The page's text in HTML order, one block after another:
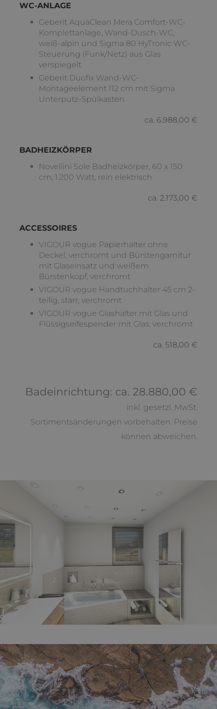
WC-ANLAGE
Geberit AquaClean Mera Comfort-WC-
Komplettanlage, Wand-Dusch-WC,
weiß-alpin und Sigma 80 HyTronic WC-
Steuerung (Funk/Netz) aus Glas
verspiegelt
Geberit Duofix Wand-WC-
Montageelement 112 cm mit Sigma
Unterputz-Spülkasten
ca. 6.988,00 €
BADHEIZKÖRPER
Novellini Sole Badheizkörper, 60 x 150
cm, 1.200 Watt, rein elektrisch
ca. 2.173,00 €
ACCESSOIRES
VIGOUR vogue Papierhalter ohne
Deckel, verchromt und Bürstengarnitur
mit Glaseinsatz und weißem
Bürstenkopf, verchromt
VIGOUR vogue Handtuchhalter 45 cm 2-
teilig, starr, verchromt
VIGOUR vogue Glashalter mit Glas und
Flüssigseifespender mit Glas, verchromt
ca. 518,00 €
Badeinrichtung: ca. 28.880,00 €
inkl. gesetzl. MwSt.
Sortimentsänderungen vorbehalten. Preise
können abweichen.